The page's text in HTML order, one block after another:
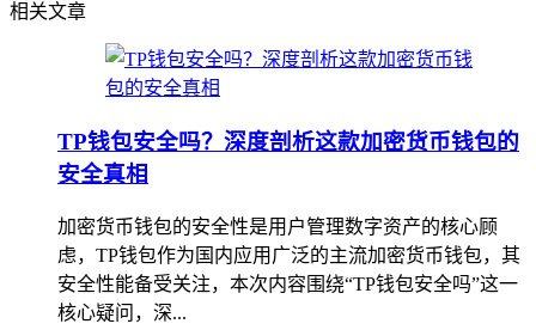
相关文章
TP钱包安全吗？深度剖析这款加密货币钱包的
安全真相
加密货币钱包的安全性是用户管理数字资产的核心顾
虑，TP钱包作为国内应用广泛的主流加密货币钱包，其
安全性能备受关注，本次内容围绕“TP钱包安全吗”这一
核心疑问，深...